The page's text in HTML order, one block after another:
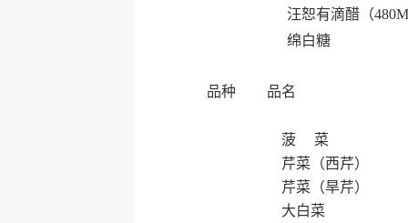
汪恕有滴醋（
绵白糖
品种 品名
菠 菜
芹菜（西芹）
芹菜（旱芹）
大白菜